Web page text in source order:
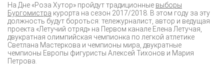
На Дне «Роза Хутор» пройдут традиционные выборы
Бургомистра курорта на сезон 2017/2018. В этом году за эту
должность будут бороться: тележурналист, автор и ведущая
проекта «Летучий отряд» на Первом канале Елена Летучая,
двукратная олимпийская чемпионка по легкой атлетике
Светлана Мастеркова и чемпионы мира, двукратные
чемпионы Европы фигуристы Алексей Тихонов и Мария
Петрова.